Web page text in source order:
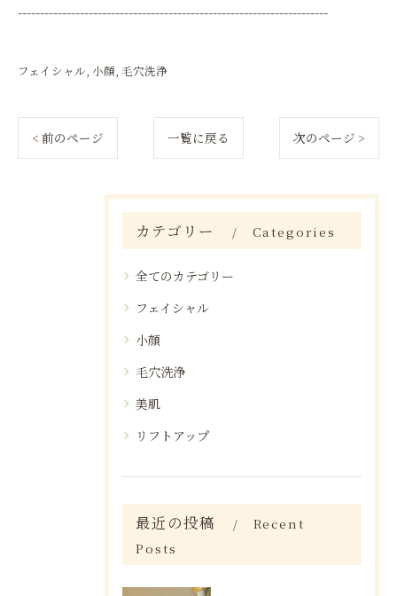
----------------------------------------------------------------------
フェイシャル 小顔 毛穴洗浄
< 前のページ 一覧に戻る 次のページ >
カテゴリー Categories
全てのカテゴリー
フェイシャル
小顔
毛穴洗浄
美肌
リフトアップ
最近の投稿
Recent
Posts